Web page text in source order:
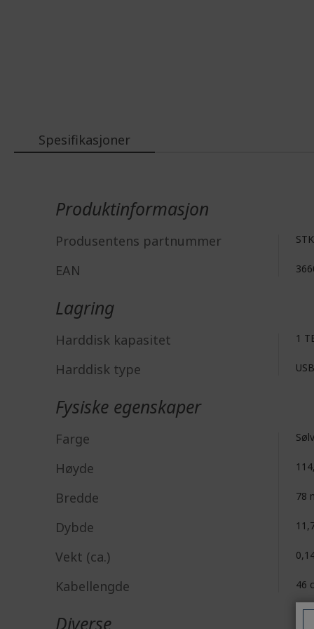
Spesifikasjoner
Produktinformasjon
Produsentens partnummer
EAN
Lagring
Harddisk kapasitet 1
Harddisk type
Fysiske egenskaper
Farge Sølv
Høyde
Bredde 78
Dybde
Vekt (ca.)
Kabellengde 46
Diverse